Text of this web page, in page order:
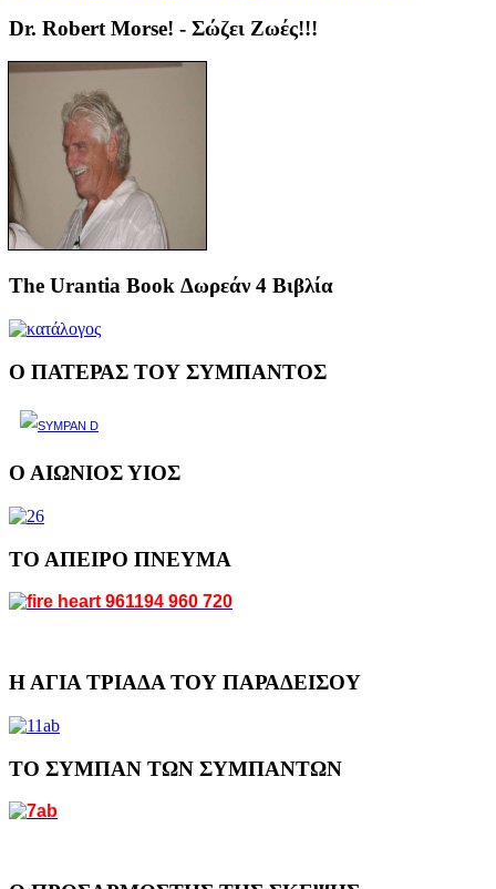
Dr. Robert Morse! - Σώζει Ζωές!!!
The Urantia Book Δωρεάν 4 Βιβλία
Ο ΠΑΤΕΡΑΣ ΤΟΥ ΣΥΜΠΑΝΤΟΣ
Ο ΑΙΩΝΙΟΣ ΥΙΟΣ
ΤΟ ΑΠΕΙΡΟ ΠΝΕΥΜΑ
Η ΑΓΙΑ ΤΡΙΑΔΑ ΤΟΥ ΠΑΡΑΔΕΙΣΟΥ
ΤΟ ΣΥΜΠΑΝ ΤΩΝ ΣΥΜΠΑΝΤΩΝ